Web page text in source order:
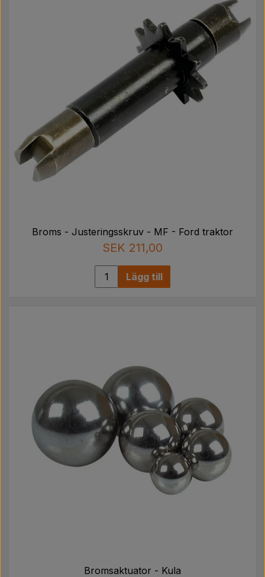
Färg Agricolour
PTO axlar GARDLOC
Verkstad/ Verktyg
Broms - Justeringsskruv - MF - Ford traktor
SEK 211,00
Lägg till
Bromsaktuator - Kula